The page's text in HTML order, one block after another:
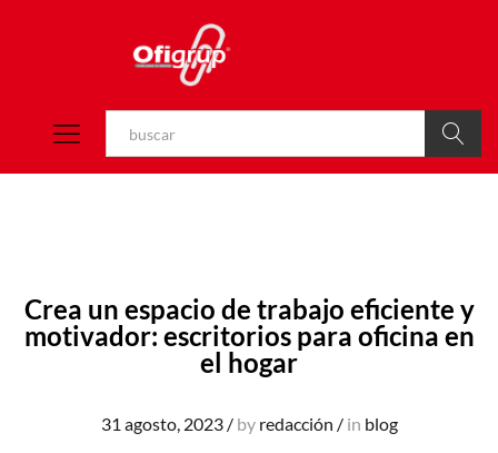
Buscar
Crea un espacio de trabajo eficiente y
motivador: escritorios para oficina en
el hogar
31 agosto, 2023/by redacción /in blog